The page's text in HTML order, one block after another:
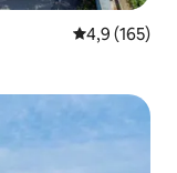
4,9 av 5 i
4,9 (165)